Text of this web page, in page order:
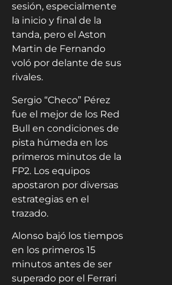
sesión, especialmente
la inicio y final de la
tanda, pero el Aston
Martin de Fernando
voló por delante de sus
rivales.
Sergio “Checo” Pérez
fue el mejor de los Red
Bull en condiciones de
pista húmeda en los
primeros minutos de la
FP2. Los equipos
apostaron por diversas
estrategias en el
trazado.
Alonso bajó los tiempos
en los primeros 15
minutos antes de ser
superado por el Ferrari